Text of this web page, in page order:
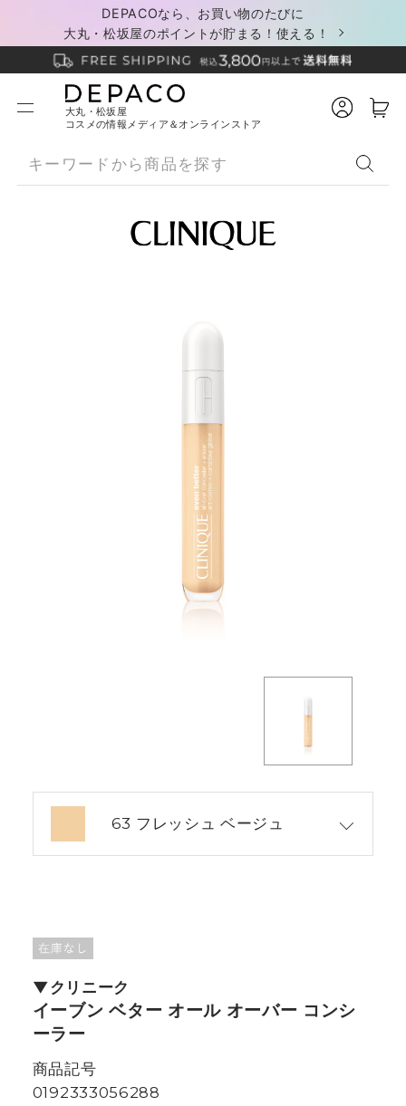
DEPACOなら、お買い物のたびに
大丸・松坂屋のポイントが貯まる！使える！
大丸・松坂屋
コスメの情報メディア＆オンラインストア
63 フレッシュ ベージュ
クリニーク
イーブン ベター オール オーバー コンシ
ーラー
商品記号
0192333056288